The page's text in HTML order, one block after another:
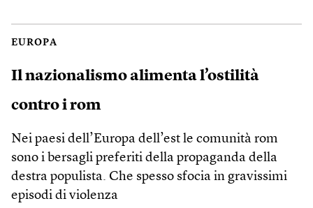
EUROPA
Il nazionalismo alimenta l’ostilità
contro i rom
Nei paesi dell’Europa dell’est le comunità rom
sono i bersagli preferiti della propaganda della
destra populista. Che spesso sfocia in gravissimi
episodi di violenza